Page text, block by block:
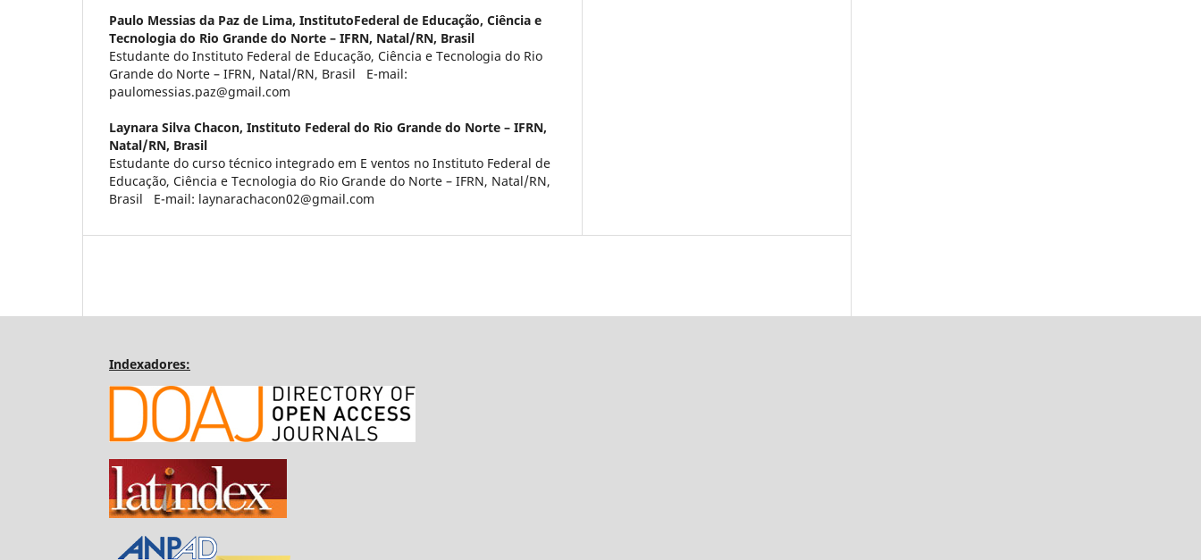
Paulo Messias da Paz de Lima, InstitutoFederal de Educação, Ciência e
Tecnologia do Rio Grande do Norte – IFRN, Natal/RN, Brasil
Estudante do Instituto Federal de Educação, Ciência e Tecnologia do Rio
Grande do Norte – IFRN, Natal/RN, Brasil E-mail:
paulomessias.paz@gmail.com
Laynara Silva Chacon, Instituto Federal do Rio Grande do Norte – IFRN,
Natal/RN, Brasil
Estudante do curso técnico integrado em E ventos no Instituto Federal de
Educação, Ciência e Tecnologia do Rio Grande do Norte – IFRN, Natal/RN,
Brasil E-mail: laynarachacon02@gmail.com
Indexadores: